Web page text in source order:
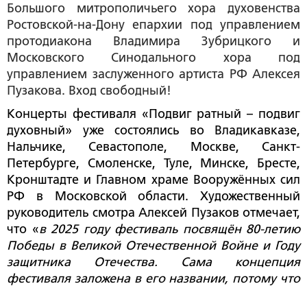
Большого митрополичьего хора духовенства
Ростовской-на-Дону епархии под управлением
протодиакона Владимира Зубрицкого и
Московского Синодального хора под
управлением заслуженного артиста РФ Алексея
Пузакова. Вход свободный!
Концерты фестиваля «Подвиг ратный – подвиг
духовный» уже состоялись во Владикавказе,
Нальчике, Севастополе, Москве, Санкт-
Петербурге, Смоленске, Туле, Минске, Бресте,
Кронштадте и Главном храме Вооружённых сил
РФ в Московской области. Художественный
руководитель смотра Алексей Пузаков отмечает,
что «в 2025 году фестиваль посвящён 80-летию
Победы в Великой Отечественной Войне и Году
защитника Отечества. Сама концепция
фестиваля заложена в его названии, потому что